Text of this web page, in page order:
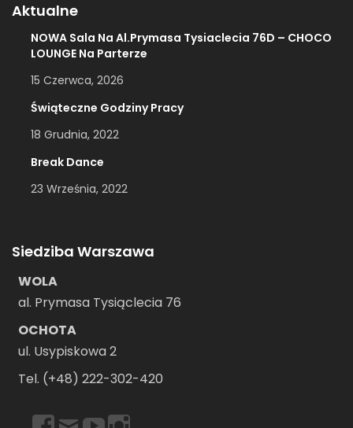
Aktualne
NOWA Sala Na Al.Prymasa Tysiaclecia 76D – CHOCO
LOUNGE Na Parterze
15 Czerwca, 2026
Świąteczne Godziny Pracy
18 Grudnia, 2022
Break Dance
23 Września, 2022
Siedziba Warszawa
WOLA
al. Prymasa Tysiąclecia 76
OCHOTA
ul. Usypiskowa 2
Tel. (+48) 222-302-420
https://www.facebook.com/dancebookwarszawa
Emailhttps://www.youtube.com/user/dancebookpl